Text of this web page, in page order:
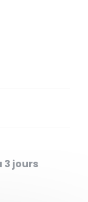
3 jours